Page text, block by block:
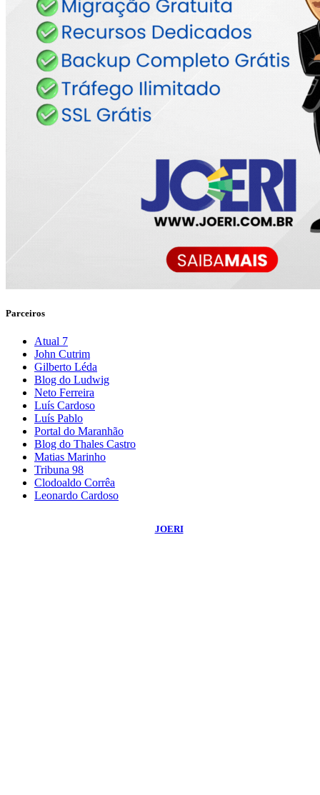
Parceiros
Atual 7
John Cutrim
Gilberto Léda
Blog do Ludwig
Neto Ferreira
Luís Cardoso
Luís Pablo
Portal do Maranhão
Blog do Thales Castro
Matias Marinho
Tribuna 98
Clodoaldo Corrêa
Leonardo Cardoso
JOERI